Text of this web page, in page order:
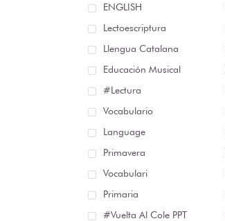
ENGLISH
Lectoescriptura
Llengua Catalana
Educación Musical
#lectura
Vocabulario
Language
Primavera
Vocabulari
Primaria
#Vuelta Al Cole PPT